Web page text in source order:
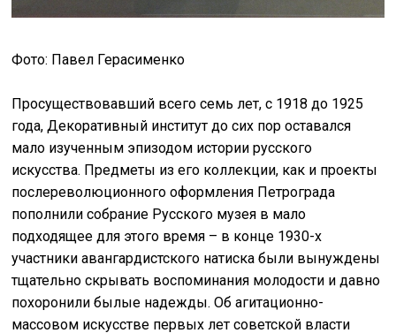
Фото: Павел Герасименко
Просуществовавший всего семь лет, с 1918 до 1925
года, Декоративный институт до сих пор оставался
мало изученным эпизодом истории русского
искусства. Предметы из его коллекции, как и проекты
послереволюционного оформления Петрограда
пополнили собрание Русского музея в мало
подходящее для этого время – в конце 1930-х
участники авангардистского натиска были вынуждены
тщательно скрывать воспоминания молодости и давно
похоронили былые надежды. Об агитационно-
массовом искусстве первых лет советской власти